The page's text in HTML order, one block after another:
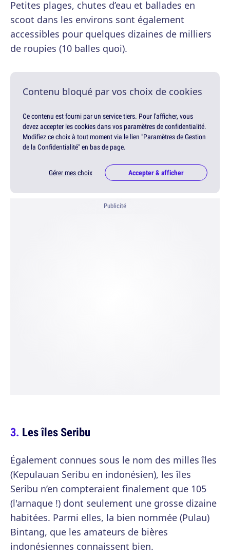
Petites plages, chutes d’eau et ballades en
scoot dans les environs sont également
accessibles pour quelques dizaines de milliers
de roupies (10 balles quoi).
Contenu bloqué par vos choix de cookies
Ce contenu est fourni par un service tiers. Pour l'afficher, vous
devez accepter les cookies dans vos paramètres de confidentialité.
Modifiez ce choix à tout moment via le lien "Paramètres de Gestion
de la Confidentialité" en bas de page.
Gérer mes choix Accepter & afficher
Publicité
Les îles Seribu
Également connues sous le nom des milles îles
(Kepulauan Seribu en indonésien), les îles
Seribu n’en compteraient finalement que 105
(l'arnaque !) dont seulement une grosse dizaine
habitées. Parmi elles, la bien nommée (Pulau)
Bintang, que les amateurs de bières
indonésiennes connaissent bien.